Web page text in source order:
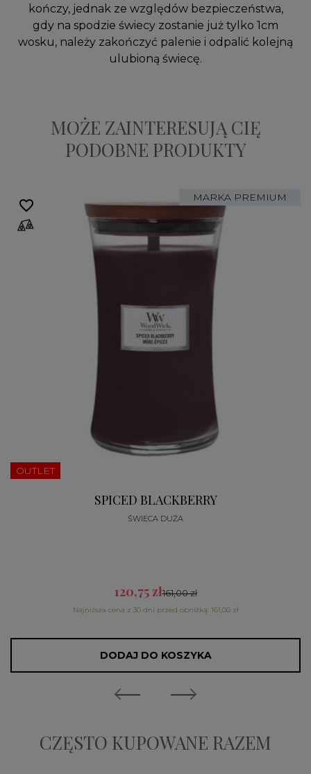
kończy, jednak ze względów bezpieczeństwa,
gdy na spodzie świecy zostanie już tylko 1cm
wosku, należy zakończyć palenie i odpalić kolejną
ulubioną świecę.
MOŻE ZAINTERESUJĄ CIĘ
PODOBNE PRODUKTY
MARKA PREMIUM
OUTLET
SPICED BLACKBERRY
ŚWIECA DUŻA
120,75 zł161,00 zł
Najniższa cena z 30 dni przed obniżką: 161,00 zł
DODAJ DO KOSZYKA
favorite_border
CZĘSTO KUPOWANE RAZEM